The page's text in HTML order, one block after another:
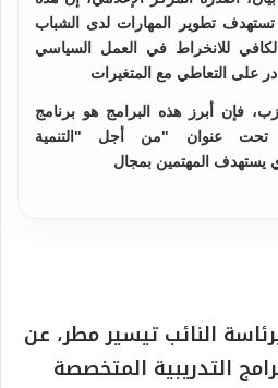
تستهدف تطوير المهارات لدى الشباب
للانخراط في العمل السياسي
على التعاطي مع المتغيرات
فإن أبرز هذه البرامج هو برنامج
تحت عنوان "من أجل "التنمية
يستهدف المهتمين بمجال
النائب تيسير مطر، عن
التدريبية المتخصصة